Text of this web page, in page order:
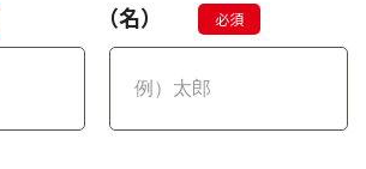
（名）